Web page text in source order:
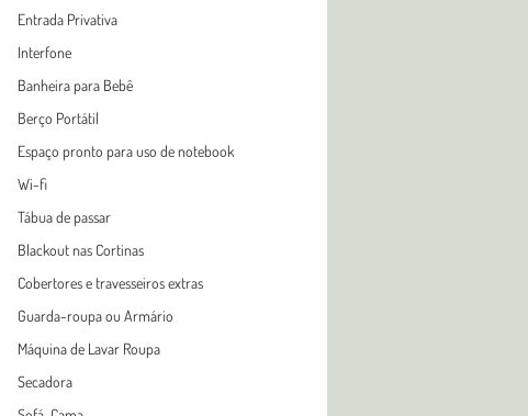
Entrada Privativa
Interfone
Banheira para Bebê
Berço Portátil
Espaço pronto para uso de notebook
Wi-fi
Tábua de passar
Blackout nas Cortinas
Cobertores e travesseiros extras
Guarda-roupa ou Armário
Máquina de Lavar Roupa
Secadora